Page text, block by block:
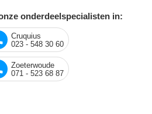
onderdeelspecialisten in:
Cruquius
023 - 548 30 60
Zoeterwoude
071 - 523 68 87